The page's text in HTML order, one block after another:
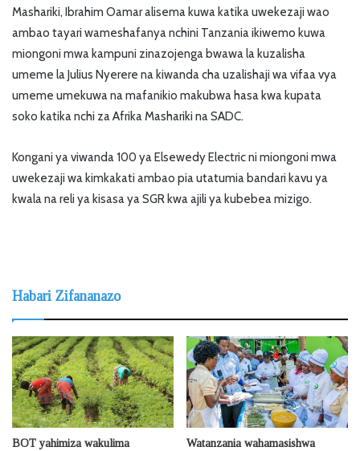
Mashariki, Ibrahim Oamar alisema kuwa katika uwekezaji wao
ambao tayari wameshafanya nchini Tanzania ikiwemo kuwa
miongoni mwa kampuni zinazojenga bwawa la kuzalisha
umeme la Julius Nyerere na kiwanda cha uzalishaji wa vifaa vya
umeme umekuwa na mafanikio makubwa hasa kwa kupata
soko katika nchi za Afrika Mashariki na SADC.
Kongani ya viwanda 100 ya Elsewedy Electric ni miongoni mwa
uwekezaji wa kimkakati ambao pia utatumia bandari kavu ya
kwala na reli ya kisasa ya SGR kwa ajili ya kubebea mizigo.
Habari Zifananazo
BOT yahimiza wakulima
Watanzania wahamasishwa